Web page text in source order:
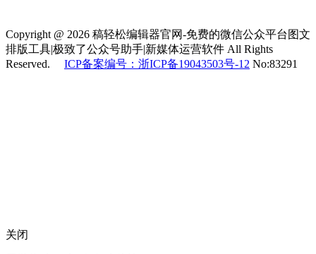
Copyright @ 2026 稿轻松编辑器官网-免费的微信公众平台图文
排版工具|极致了公众号助手|新媒体运营软件 All Rights
Reserved. ICP备案编号：浙ICP备19043503号-12 No:83291
关闭